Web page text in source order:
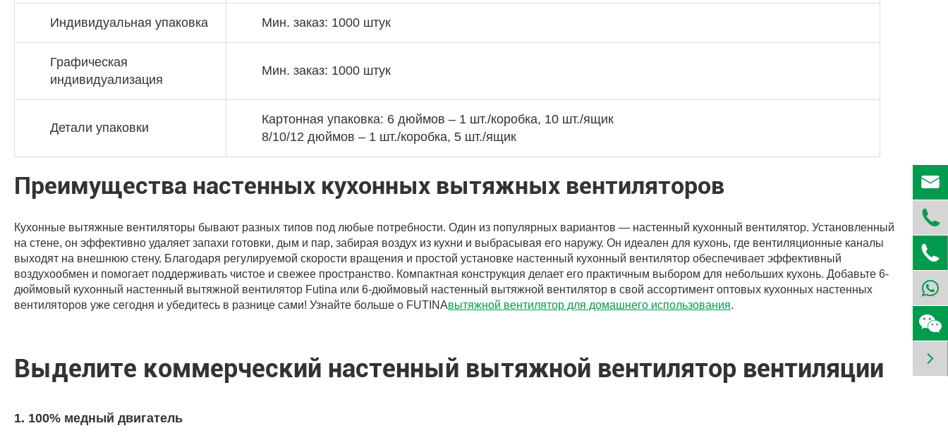
Индивидуальная упаковка Мин. заказ: 1000 штук
Графическая
индивидуализация
Мин. заказ: 1000 штук
Детали упаковки
Картонная упаковка: 6 дюймов – 1 шт./коробка, 10 шт./ящик
8/10/12 дюймов – 1 шт./коробка, 5 шт./ящик
Преимущества настенных кухонных вытяжных вентиляторов
Кухонные вытяжные вентиляторы бывают разных типов под любые потребности. Один из популярных вариантов — настенный кухонный вентилятор. Установленный
на стене, он эффективно удаляет запахи готовки, дым и пар, забирая воздух из кухни и выбрасывая его наружу. Он идеален для кухонь, где вентиляционные каналы
выходят на внешнюю стену. Благодаря регулируемой скорости вращения и простой установке настенный кухонный вентилятор обеспечивает эффективный
воздухообмен и помогает поддерживать чистое и свежее пространство. Компактная конструкция делает его практичным выбором для небольших кухонь. Добавьте 6-
дюймовый кухонный настенный вытяжной вентилятор Futina или 6-дюймовый настенный вытяжной вентилятор в свой ассортимент оптовых кухонных настенных
вентиляторов уже сегодня и убедитесь в разнице сами! Узнайте больше о FUTINAвытяжной вентилятор для домашнего использования.
Выделите коммерческий настенный вытяжной вентилятор вентиляции
100% медный двигатель



